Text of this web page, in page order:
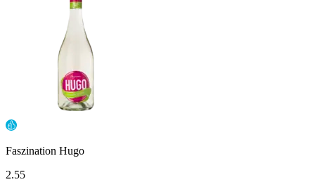
Faszination Hugo
2.55